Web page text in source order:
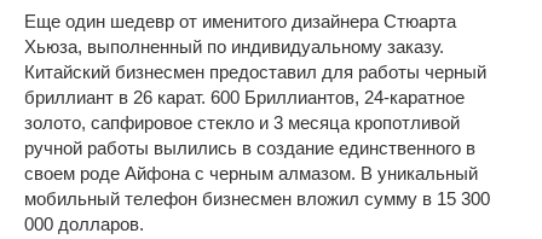
Еще один шедевр от именитого дизайнера Стюарта
Хьюза, выполненный по индивидуальному заказу.
Китайский бизнесмен предоставил для работы черный
бриллиант в 26 карат. 600 Бриллиантов, 24-каратное
золото, сапфировое стекло и 3 месяца кропотливой
ручной работы вылились в создание единственного в
своем роде Айфона с черным алмазом. В уникальный
мобильный телефон бизнесмен вложил сумму в 15 300
000 долларов.